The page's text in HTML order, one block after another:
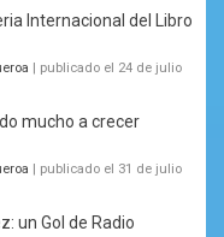
Internacional del Libro
publicado el 24 de julio
mucho a crecer
publicado el 31 de julio
un Gol de Radio